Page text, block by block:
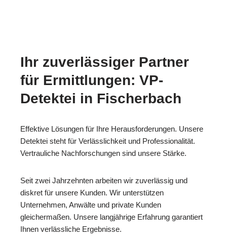
Ihr zuverlässiger Partner
für Ermittlungen: VP-
Detektei in Fischerbach
Effektive Lösungen für Ihre Herausforderungen. Unsere
Detektei steht für Verlässlichkeit und Professionalität.
Vertrauliche Nachforschungen sind unsere Stärke.
Seit zwei Jahrzehnten arbeiten wir zuverlässig und
diskret für unsere Kunden. Wir unterstützen
Unternehmen, Anwälte und private Kunden
gleichermaßen. Unsere langjährige Erfahrung garantiert
Ihnen verlässliche Ergebnisse.